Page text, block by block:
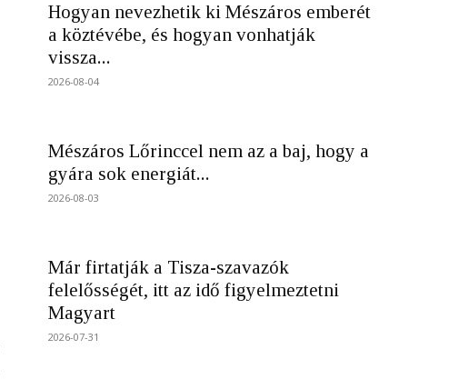
Hogyan nevezhetik ki Mészáros emberét
a köztévébe, és hogyan vonhatják
vissza...
2026-08-04
Mészáros Lőrinccel nem az a baj, hogy a
gyára sok energiát...
2026-08-03
Már firtatják a Tisza-szavazók
felelősségét, itt az idő figyelmeztetni
Magyart
2026-07-31